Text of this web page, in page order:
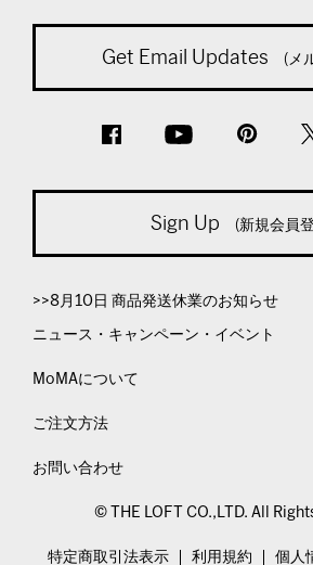
Get Email Updates (メ
Sign Up (新規会員
>>8月10日 商品発送休業のお知らせ
ニュース・キャンペーン・イベント
MoMAについて
ご注文方法
お問い合わせ
© THE LOFT CO.,LTD. All
特定商取引法表示 利用規約 個人